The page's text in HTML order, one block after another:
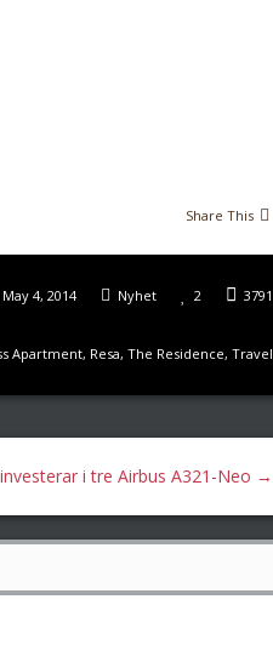
Share This
3791
2
Nyhet
May 4, 2014
Apartment, Resa, The Residence, Travel
i tre Airbus A321-Neo →